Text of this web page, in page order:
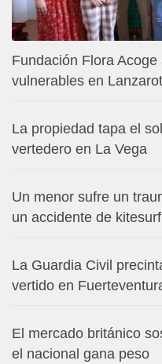
Fundación Flora
vulnerables en
La propiedad tapa el
vertedero en La Vega
Un menor sufre un
un accidente de kitesurf
La Guardia Civil
vertido en
El mercado británico
el nacional gana peso